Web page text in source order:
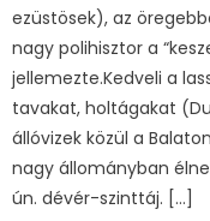
ezüstösek), az
nagy polihisztor a
jellemezte.Kedveli a
tavakat, holtágakat
állóvizek közül a
nagy állományban
ún. dévér-szinttáj. […]